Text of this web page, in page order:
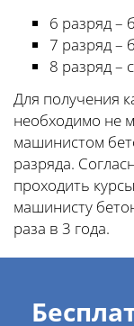
6 разряд –
7 разряд –
8 разряд –
Для получения
необходимо не
машинистом
разряда.
проходить
машинисту
раза в 3 года.